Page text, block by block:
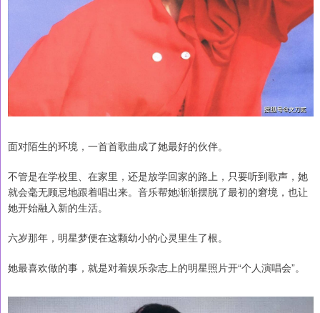
面对陌生的环境，一首首歌曲成了她最好的伙伴。
不管是在学校里、在家里，还是放学回家的路上，只要听到歌声，她
就会毫无顾忌地跟着唱出来。音乐帮她渐渐摆脱了最初的窘境，也让
她开始融入新的生活。
六岁那年，明星梦便在这颗幼小的心灵里生了根。
她最喜欢做的事，就是对着娱乐杂志上的明星照片开“个人演唱会”。